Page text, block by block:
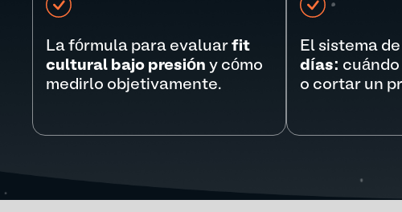
La fórmula para evaluar fit
cultural bajo presión y cómo
medirlo objetivamente.
El sistema de
días: cuándo
o cortar un